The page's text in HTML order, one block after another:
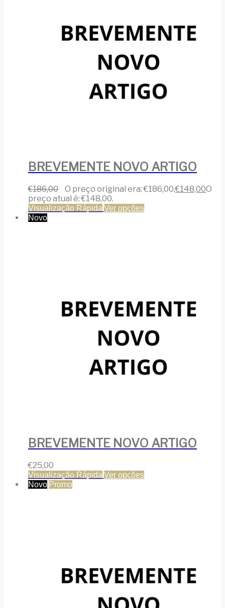
BREVEMENTE NOVO ARTIGO
€186,00 O preço original era: €186,00.€148,00O
preço atual é: €148,00.
Visualização Rápida Ver opções
Novo
BREVEMENTE NOVO ARTIGO
€25,00
Visualização Rápida Ver opções
Novo Promo